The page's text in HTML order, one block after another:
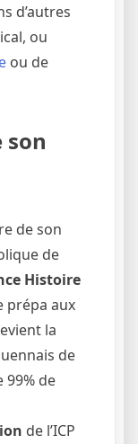
d’autres
ou
ou de
son
de son
de
Histoire
prépa aux
la
de
99% de
de l’ICP